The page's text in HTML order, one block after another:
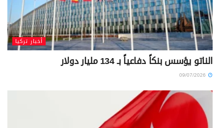
أخبار تركيا
الناتو يؤسس بنكاً دفاعياً بـ 134 مليار دولار